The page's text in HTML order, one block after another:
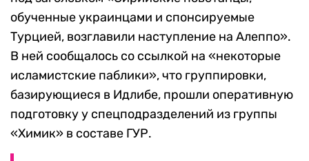
обученные украинцами и спонсируемые
Турцией, возглавили наступление на Алеппо».
В ней сообщалось со ссылкой на «некоторые
исламистские паблики», что группировки,
базирующиеся в Идлибе, прошли оперативную
подготовку у спецподразделений из группы
«Химик» в составе ГУР.